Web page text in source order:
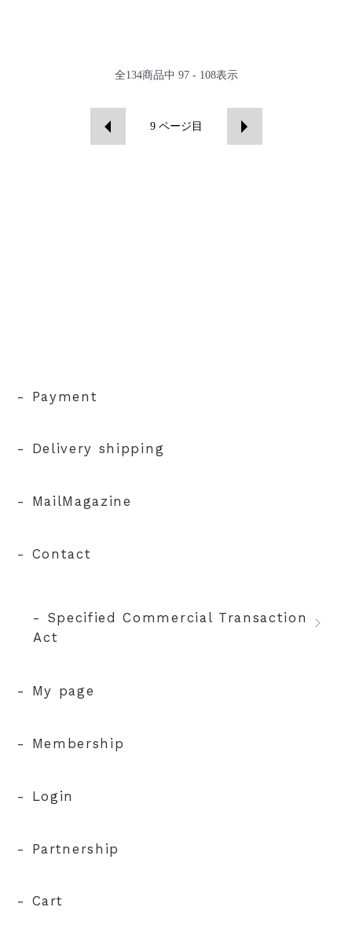
全134商品中 97 - 108表示
9 ページ目
- Payment
- Delivery shipping
- MailMagazine
- Contact
- Specified Commercial Transaction
Act
- My page
- Membership
- Login
- Partnership
- Cart